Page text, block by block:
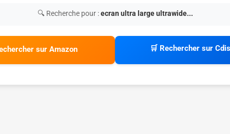
🔍 Recherche pour :ecran ultra large ultrawide...
sur Amazon 🛒 Rechercher sur